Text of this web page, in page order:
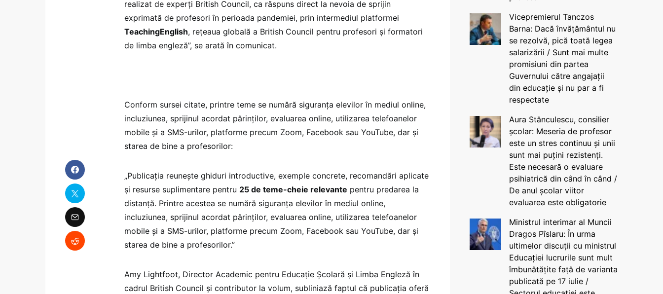
realizat de experți British Council, ca răspuns direct la nevoia de sprijin
exprimată de profesori în perioada pandemiei, prin intermediul platformei
TeachingEnglish, rețeaua globală a British Council pentru profesori și formatori
de limba engleză”, se arată în comunicat.
Conform sursei citate, printre teme se numără siguranța elevilor în mediul online,
incluziunea, sprijinul acordat părinților, evaluarea online, utilizarea telefoanelor
mobile și a SMS-urilor, platforme precum Zoom, Facebook sau YouTube, dar și
starea de bine a profesorilor:
„Publicația reunește ghiduri introductive, exemple concrete, recomandări aplicate
și resurse suplimentare pentru 25 de teme-cheie relevante pentru predarea la
distanță. Printre acestea se numără siguranța elevilor în mediul online,
incluziunea, sprijinul acordat părinților, evaluarea online, utilizarea telefoanelor
mobile și a SMS-urilor, platforme precum Zoom, Facebook sau YouTube, dar și
starea de bine a profesorilor.”
Amy Lightfoot, Director Academic pentru Educație Școlară și Limba Engleză în
cadrul British Council și contributor la volum, subliniază faptul că publicația oferă
Vicepremierul Tanczos
Barna: Dacă învățământul nu
se rezolvă, pică toată legea
salarizării / Sunt mai multe
promisiuni din partea
Guvernului către angajații
din educație și nu par a fi
respectate
Aura Stănculescu, consilier
școlar: Meseria de profesor
este un stres continuu și unii
sunt mai puțini rezistenți.
Este necesară o evaluare
psihiatrică din când în când /
De anul școlar viitor
evaluarea este obligatorie
Ministrul interimar al Muncii
Dragos Pîslaru: În urma
ultimelor discuții cu ministrul
Educației lucrurile sunt mult
îmbunătățite față de varianta
publicată pe 17 iulie /